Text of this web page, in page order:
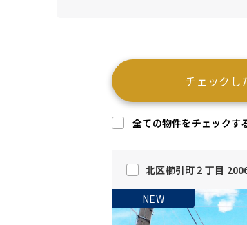
チェックし
全ての物件をチェックす
北区櫛引町２丁目
NEW